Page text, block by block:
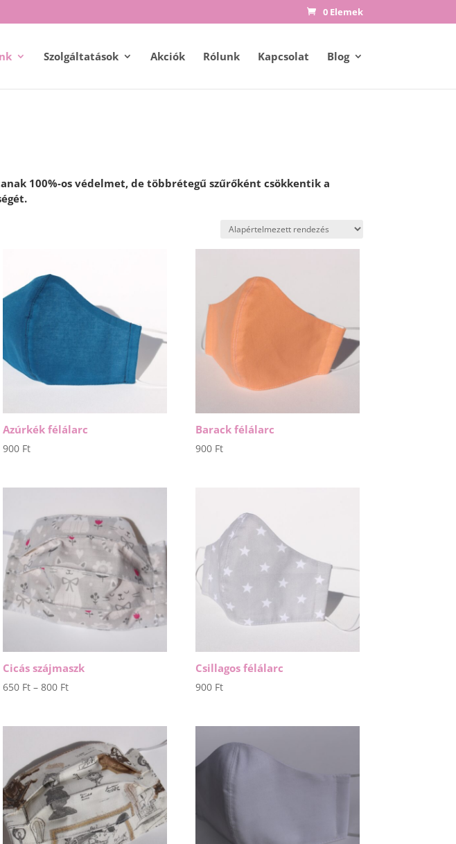
0 Elemek
Szolgáltatások Akciók Rólunk Kapcsolat Blog
100%-os védelmet, de többrétegű szűrőként csökkentik a
Azúrkék félálarc
900 Ft
Barack félálarc
900 Ft
Cicás szájmaszk
650 Ft – 800 FtÁrtartomány:
Csillagos félálarc
900 Ft